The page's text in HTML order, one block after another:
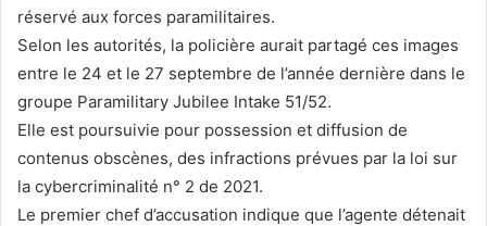
réservé aux forces paramilitaires.
Selon les autorités, la policière aurait partagé ces images
entre le 24 et le 27 septembre de l’année dernière dans le
groupe Paramilitary Jubilee Intake 51/52.
Elle est poursuivie pour possession et diffusion de
contenus obscènes, des infractions prévues par la loi sur
la cybercriminalité n° 2 de 2021.
Le premier chef d’accusation indique que l’agente détenait